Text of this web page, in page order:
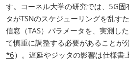
す。コーネル大学の研究では、5G固
タがTSNのスケジューリングを乱す
信窓（TAS）パラメータを、実測し
て慎重に調整する必要があることが
*6）。遅延やジッタの影響は仕様書